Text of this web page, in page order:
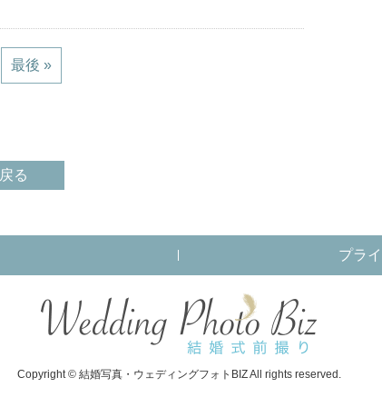
最後 »
戻る
プラ
Copyright © 結婚写真・ウェディングフォトBIZ All rights reserved.